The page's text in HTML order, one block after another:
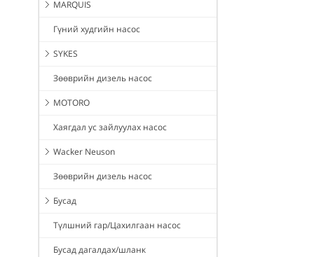
MARQUIS
Гүний худгийн насос
SYKES
Зөөврийн дизель насос
MOTORO
Хаягдал ус зайлуулах насос
Wacker Neuson
Зөөврийн дизель насос
Бусад
Түлшний гар/Цахилгаан насос
Бусад дагалдах/шланк